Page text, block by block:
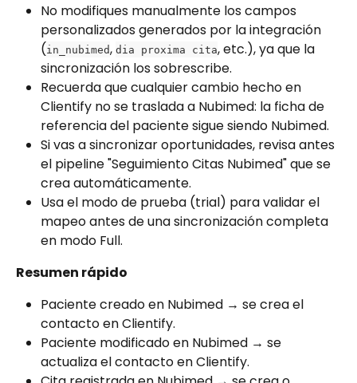
No modifiques manualmente los campos
personalizados generados por la integración
(in_nubimed, dia proxima cita, etc.), ya que la
sincronización los sobrescribe.
Recuerda que cualquier cambio hecho en
Clientify no se traslada a Nubimed: la ficha de
referencia del paciente sigue siendo Nubimed.
Si vas a sincronizar oportunidades, revisa antes
el pipeline "Seguimiento Citas Nubimed" que se
crea automáticamente.
Usa el modo de prueba (trial) para validar el
mapeo antes de una sincronización completa
en modo Full.
Resumen rápido
Paciente creado en Nubimed → se crea el
contacto en Clientify.
Paciente modificado en Nubimed → se
actualiza el contacto en Clientify.